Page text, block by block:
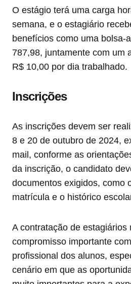
O estágio terá uma carga
semana, e o estagiário
benefícios como uma bolsa-
787,98, juntamente com um
R$ 10,00 por dia trabalhado.
Inscrições
As inscrições devem ser
8 e 20 de outubro de 2024,
mail, conforme as
da inscrição, o candidato
documentos exigidos, como
matrícula e o histórico
A contratação de estagiários
compromisso importante
profissional dos alunos,
cenário em que as